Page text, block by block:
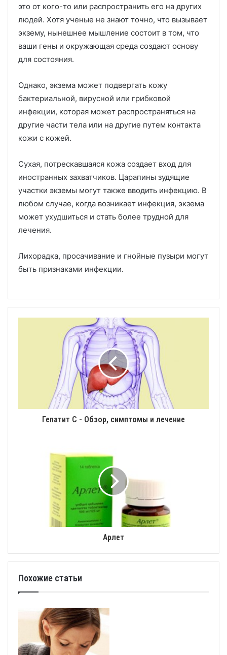
это от кого-то или распространить его на других
людей. Хотя ученые не знают точно, что вызывает
экзему, нынешнее мышление состоит в том, что
ваши гены и окружающая среда создают основу
для состояния.
Однако, экзема может подвергать кожу
бактериальной, вирусной или грибковой
инфекции, которая может распространяться на
другие части тела или на другие путем контакта
кожи с кожей.
Сухая, потрескавшаяся кожа создает вход для
иностранных захватчиков. Царапины зудящие
участки экземы могут также вводить инфекцию. В
любом случае, когда возникает инфекция, экзема
может ухудшиться и стать более трудной для
лечения.
Лихорадка, просачивание и гнойные пузыри могут
быть признаками инфекции.
Гепатит С - Обзор, симптомы и лечение
Арлет
Похожие статьи